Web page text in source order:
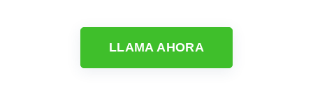
LLAMA AHORA